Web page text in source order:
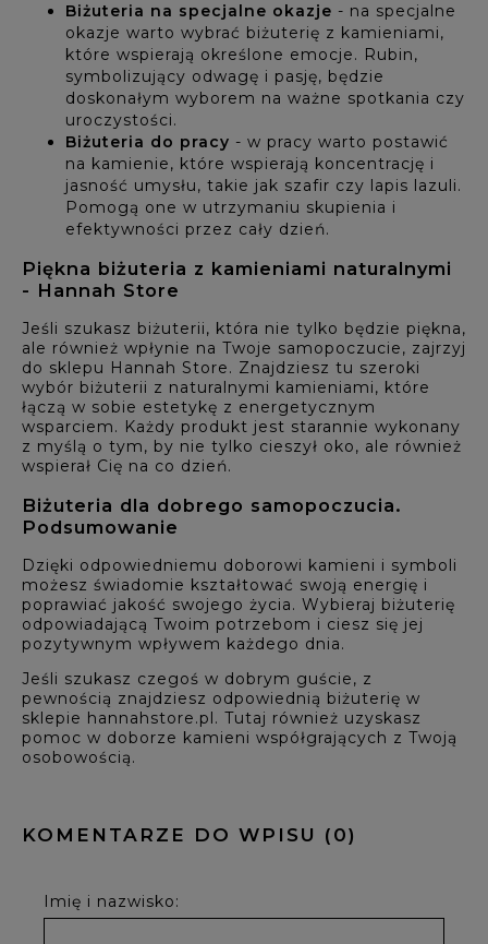
Biżuteria na specjalne okazje - na specjalne
okazje warto wybrać biżuterię z kamieniami,
które wspierają określone emocje. Rubin,
symbolizujący odwagę i pasję, będzie
doskonałym wyborem na ważne spotkania czy
uroczystości.
Biżuteria do pracy - w pracy warto postawić
na kamienie, które wspierają koncentrację i
jasność umysłu, takie jak szafir czy lapis lazuli.
Pomogą one w utrzymaniu skupienia i
efektywności przez cały dzień.
Piękna biżuteria z kamieniami naturalnymi
- Hannah Store
Jeśli szukasz biżuterii, która nie tylko będzie piękna,
ale również wpłynie na Twoje samopoczucie, zajrzyj
do sklepu Hannah Store. Znajdziesz tu szeroki
wybór biżuterii z naturalnymi kamieniami, które
łączą w sobie estetykę z energetycznym
wsparciem. Każdy produkt jest starannie wykonany
z myślą o tym, by nie tylko cieszył oko, ale również
wspierał Cię na co dzień.
Biżuteria dla dobrego samopoczucia.
Podsumowanie
Dzięki odpowiedniemu doborowi kamieni i symboli
możesz świadomie kształtować swoją energię i
poprawiać jakość swojego życia. Wybieraj biżuterię
odpowiadającą Twoim potrzebom i ciesz się jej
pozytywnym wpływem każdego dnia.
Jeśli szukasz czegoś w dobrym guście, z
pewnością znajdziesz odpowiednią biżuterię w
sklepie hannahstore.pl. Tutaj również uzyskasz
pomoc w doborze kamieni współgrających z Twoją
osobowością.
KOMENTARZE DO WPISU (0)
Imię i nazwisko: